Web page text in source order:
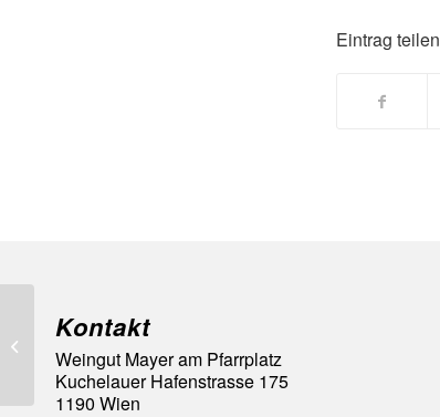
Eintrag teilen
Kontakt
Weingut Mayer am Pfarrplatz
Kuchelauer Hafenstrasse 175
1190 Wien